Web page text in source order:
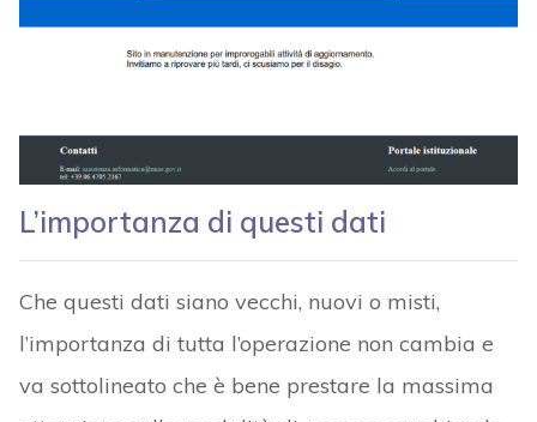
L’importanza di questi dati
Che questi dati siano vecchi, nuovi o misti,
l’importanza di tutta l’operazione non cambia e
va sottolineato che è bene prestare la massima